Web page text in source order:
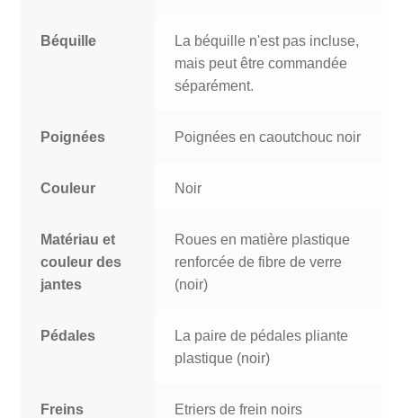
Béquille
La béquille n'est pas incluse,
mais peut être commandée
séparément.
Poignées Poignées en caoutchouc noir
Couleur Noir
Matériau et
couleur des
jantes
Roues en matière plastique
renforcée de fibre de verre
(noir)
Pédales
La paire de pédales pliante
plastique (noir)
Freins Etriers de frein noirs